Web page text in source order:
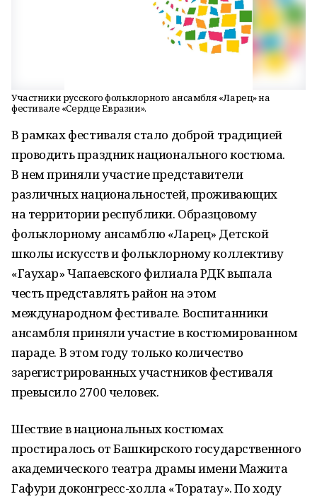
Участники русского фольклорного ансамбля «Ларец» на
фестивале «Сердце Евразии».
В рамках фестиваля стало доброй традицией
проводить праздник национального костюма.
В нем приняли участие представители
различных национальностей, проживающих
на территории республики. Образцовому
фольклорному ансамблю «Ларец» Детской
школы искусств и фольклорному коллективу
«Гаухар» Чапаевского филиала РДК выпала
честь представлять район на этом
международном фестивале. Воспитанники
ансамбля приняли участие в костюмированном
параде. В этом году только количество
зарегистрированных участников фестиваля
превысило 2700 человек.
Шествие в национальных костюмах
простиралось от Башкирского государственного
академического театра драмы имени Мажита
Гафури доконгресс-холла «Торатау». По ходу